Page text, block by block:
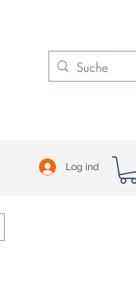
Log ind